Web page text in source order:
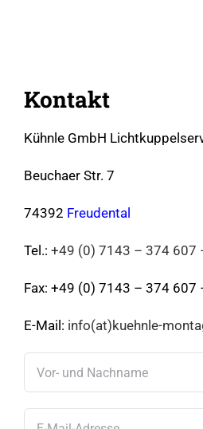
Kontakt
Kühnle GmbH
Beuchaer Str. 7
74392 Freudental
Tel.: +49 (0) 7143 – 374 607
Fax: +49 (0) 7143 – 374 607
E-Mail: info(at)kuehnle-